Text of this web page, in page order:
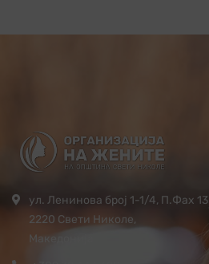
ул. Ленинова број 1-1/4, П.Фах 13
2220 Свети Николе,
Македонија